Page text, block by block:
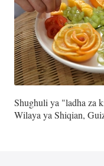
Shughuli ya "ladha za
Wilaya ya Shiqian,